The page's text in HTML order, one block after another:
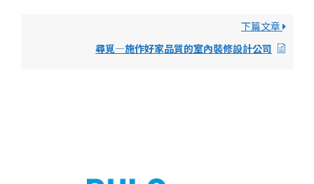
下篇文章
尋覓—施作好家品質的室內裝修設計公司